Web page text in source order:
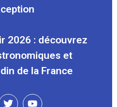
2026 : découvrez
et
de la France
TwitterYoutube